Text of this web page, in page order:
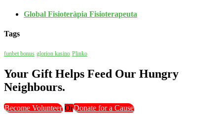
Global Fisioteràpia Fisioterapeuta
Tags
funbet bonus glorion kasino Plinko
Your Gift Helps Feed Our Hungry
Neighbours.
Become Volunteer OrDonate for a Cause